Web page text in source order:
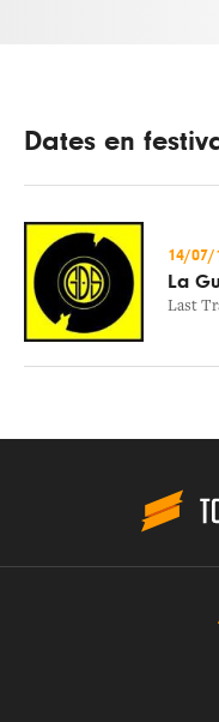
Dates en
14/07/
La
Last